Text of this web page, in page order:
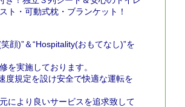
ト・可動式枕・ブランケット！
顔)”＆“Hospitality(おもてなし)”を
実施しております。
度規定を設け安全で快適な運転を
により良いサービスを追求致して